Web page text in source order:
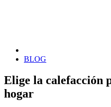
BLOG
Elige la calefacción
hogar